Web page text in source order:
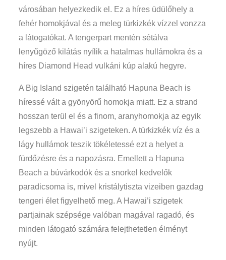
városában helyezkedik el. Ez a híres üdülőhely a
fehér homokjával és a meleg türkizkék vízzel vonzza
a látogatókat. A tengerpart mentén sétálva
lenyűgöző kilátás nyílik a hatalmas hullámokra és a
híres Diamond Head vulkáni kúp alakú hegyre.
A Big Island szigetén található Hapuna Beach is
híressé vált a gyönyörű homokja miatt. Ez a strand
hosszan terül el és a finom, aranyhomokja az egyik
legszebb a Hawai’i szigeteken. A türkizkék víz és a
lágy hullámok teszik tökéletessé ezt a helyet a
fürdőzésre és a napozásra. Emellett a Hapuna
Beach a búvárkodók és a snorkel kedvelők
paradicsoma is, mivel kristálytiszta vizeiben gazdag
tengeri élet figyelhető meg. A Hawai’i szigetek
partjainak szépsége valóban magával ragadó, és
minden látogató számára felejthetetlen élményt
nyújt.